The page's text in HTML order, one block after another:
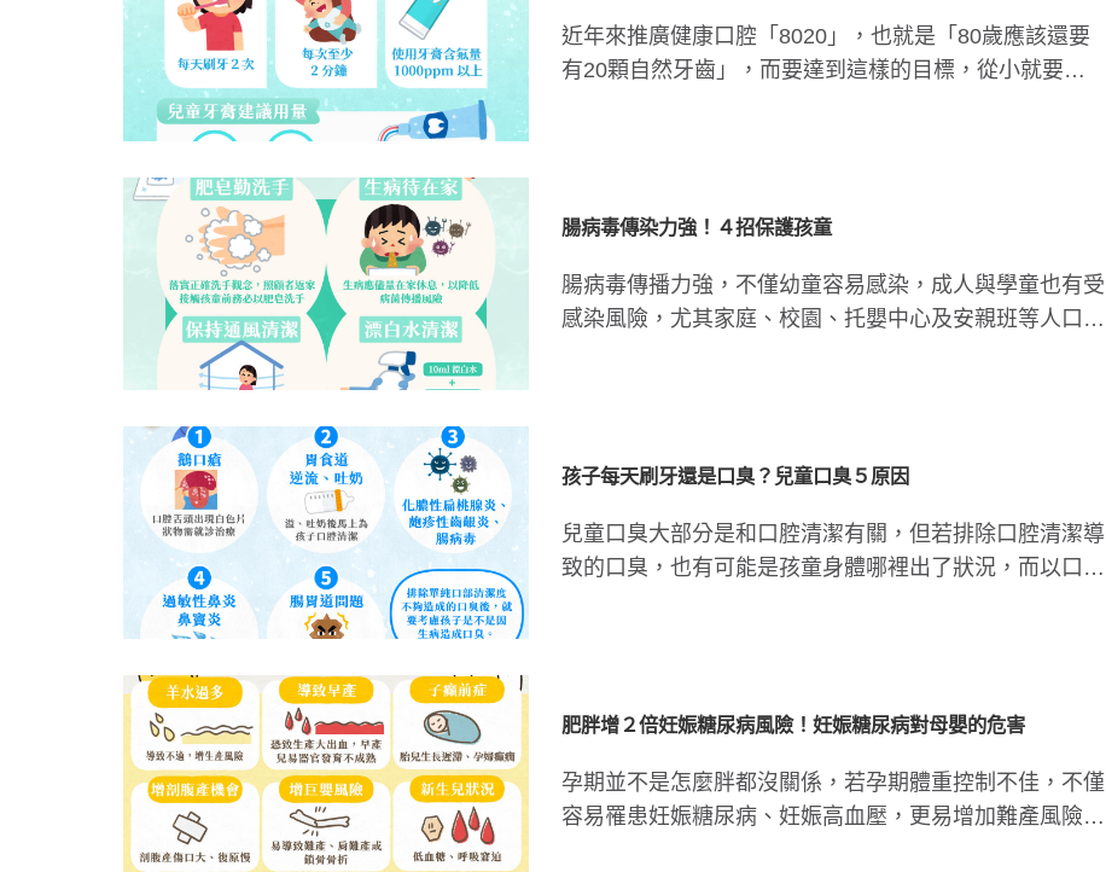
近年來推廣健康口腔「8020」，也就是「80歲應該還要
有20顆自然牙齒」，而要達到這樣的目標，從小就要開
腸病毒傳染力強！４招保護孩童
腸病毒傳播力強，不僅幼童容易感染，成人與學童也有受
感染風險，尤其家庭、校園、托嬰中心及安親班等人口密
孩子每天刷牙還是口臭？兒童口臭５原因
兒童口臭大部分是和口腔清潔有關，但若排除口腔清潔導
致的口臭，也有可能是孩童身體哪裡出了狀況，而以口臭
肥胖增２倍妊娠糖尿病風險！妊娠糖尿病對母嬰的危害
孕期並不是怎麼胖都沒關係，若孕期體重控制不佳，不僅
容易罹患妊娠糖尿病、妊娠高血壓，更易增加難產風險。